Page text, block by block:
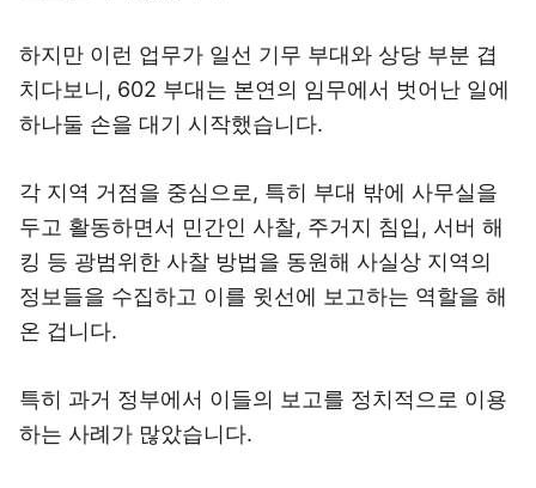
하지만 이런 업무가 일선 기무 부대와 상당 부분 겹
치다보니, 602 부대는 본연의 임무에서 벗어난 일에
하나둘 손을 대기 시작했습니다.
각 지역 거점을 중심으로, 특히 부대 밖에 사무실을
두고 활동하면서 민간인 사찰, 주거지 침입, 서버 해
킹 등 광범위한 사찰 방법을 동원해 사실상 지역의
정보들을 수집하고 이를 윗선에 보고하는 역할을 해
온 겁니다.
특히 과거 정부에서 이들의 보고를 정치적으로 이용
하는 사례가 많았습니다.